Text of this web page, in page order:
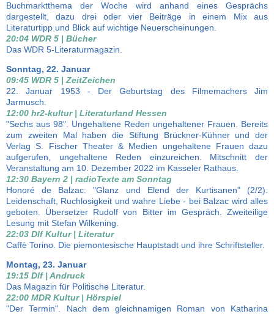
Buchmarktthema der Woche wird anhand eines Gesprächs
dargestellt, dazu drei oder vier Beiträge in einem Mix aus
Literaturtipp und Blick auf wichtige Neuerscheinungen.
20:04 WDR 5 | Bücher
Das WDR 5-Literaturmagazin.
Sonntag, 22. Januar
09:45 WDR 5 | ZeitZeichen
22. Januar 1953 - Der Geburtstag des Filmemachers Jim
Jarmusch.
12:00 hr2-kultur | Literaturland Hessen
"Sechs aus 98". Ungehaltene Reden ungehaltener Frauen. Bereits
zum zweiten Mal haben die Stiftung Brückner-Kühner und der
Verlag S. Fischer Theater & Medien ungehaltene Frauen dazu
aufgerufen, ungehaltene Reden einzureichen. Mitschnitt der
Veranstaltung am 10. Dezember 2022 im Kasseler Rathaus.
12:30 Bayern 2 | radioTexte am Sonntag
Honoré de Balzac: "Glanz und Elend der Kurtisanen" (2/2).
Leidenschaft, Ruchlosigkeit und wahre Liebe - bei Balzac wird alles
geboten. Übersetzer Rudolf von Bitter im Gespräch. Zweiteilige
Lesung mit Stefan Wilkening.
22:03 Dlf Kultur | Literatur
Caffè Torino. Die piemontesische Hauptstadt und ihre Schriftsteller.
Montag, 23. Januar
19:15 Dlf | Andruck
Das Magazin für Politische Literatur.
22:00 MDR Kultur | Hörspiel
"Der Termin". Nach dem gleichnamigen Roman von Katharina